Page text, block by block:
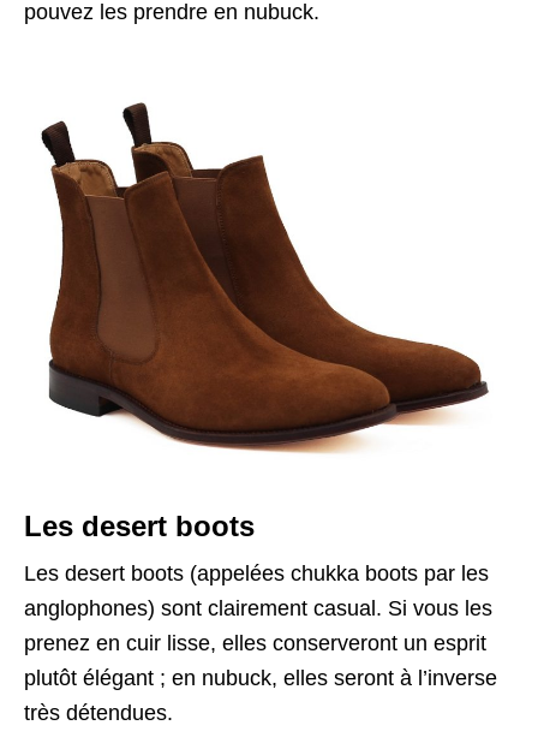
pouvez les prendre en nubuck.
Les desert boots
Les desert boots (appelées chukka boots par les
anglophones) sont clairement casual. Si vous les
prenez en cuir lisse, elles conserveront un esprit
plutôt élégant ; en nubuck, elles seront à l’inverse
très détendues.